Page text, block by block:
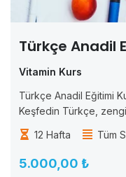
Türkçe Anadil
Vitamin Kurs
Türkçe Anadil Eğitimi
Keşfedin Türkçe,
dikkat çeken
Kursu” ile dilinizi
ve...
12 Hafta Tüm
5.000,00 ₺